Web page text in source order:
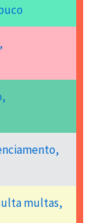
multas,